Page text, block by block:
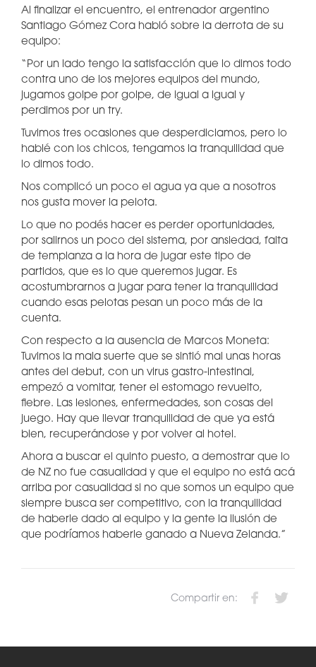
Al finalizar el encuentro, el entrenador argentino
Santiago Gómez Cora habló sobre la derrota de su
equipo:
“Por un lado tengo la satisfacción que lo dimos todo
contra uno de los mejores equipos del mundo,
jugamos golpe por golpe, de igual a igual y
perdimos por un try.
Tuvimos tres ocasiones que desperdiciamos, pero lo
hablé con los chicos, tengamos la tranquilidad que
lo dimos todo.
Nos complicó un poco el agua ya que a nosotros
nos gusta mover la pelota.
Lo que no podés hacer es perder oportunidades,
por salirnos un poco del sistema, por ansiedad, falta
de templanza a la hora de jugar este tipo de
partidos, que es lo que queremos jugar. Es
acostumbrarnos a jugar para tener la tranquilidad
cuando esas pelotas pesan un poco más de la
cuenta.
Con respecto a la ausencia de Marcos Moneta:
Tuvimos la mala suerte que se sintió mal unas horas
antes del debut, con un virus gastro-intestinal,
empezó a vomitar, tener el estomago revuelto,
fiebre. Las lesiones, enfermedades, son cosas del
juego. Hay que llevar tranquilidad de que ya está
bien, recuperándose y por volver al hotel.
Ahora a buscar el quinto puesto, a demostrar que lo
de NZ no fue casualidad y que el equipo no está acá
arriba por casualidad si no que somos un equipo que
siempre busca ser competitivo, con la tranquilidad
de haberle dado al equipo y la gente la ilusión de
que podríamos haberle ganado a Nueva Zelanda.”
Compartir en: